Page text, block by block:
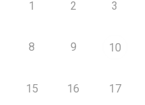
1 2 3
8 9 10
15 16 17